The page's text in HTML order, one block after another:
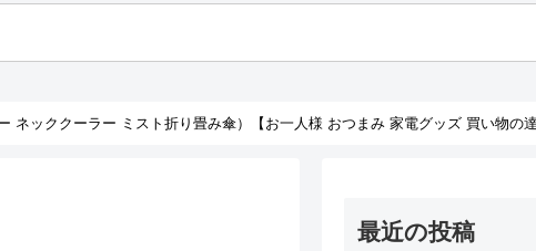
ネッククーラー ミスト折り畳み傘）【お一人様 おつまみ 家電グッズ 買い物の達
最近の投稿